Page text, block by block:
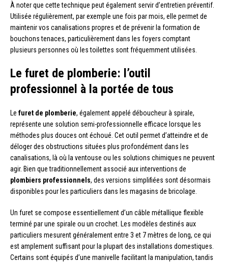
À noter que cette technique peut également servir d’entretien préventif.
Utilisée régulièrement, par exemple une fois par mois, elle permet de
maintenir vos canalisations propres et de prévenir la formation de
bouchons tenaces, particulièrement dans les foyers comptant
plusieurs personnes où les toilettes sont fréquemment utilisées.
Le furet de plomberie: l’outil
professionnel à la portée de tous
Le furet de plomberie, également appelé déboucheur à spirale,
représente une solution semi-professionnelle efficace lorsque les
méthodes plus douces ont échoué. Cet outil permet d’atteindre et de
déloger des obstructions situées plus profondément dans les
canalisations, là où la ventouse ou les solutions chimiques ne peuvent
agir. Bien que traditionnellement associé aux interventions de
plombiers professionnels, des versions simplifiées sont désormais
disponibles pour les particuliers dans les magasins de bricolage.
Un furet se compose essentiellement d’un câble métallique flexible
terminé par une spirale ou un crochet. Les modèles destinés aux
particuliers mesurent généralement entre 3 et 7 mètres de long, ce qui
est amplement suffisant pour la plupart des installations domestiques.
Certains sont équipés d’une manivelle facilitant la manipulation, tandis